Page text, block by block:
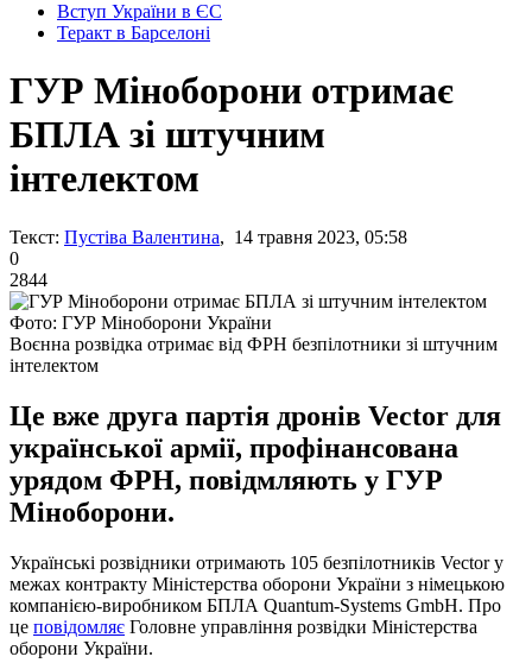
Вступ України в ЄС
Теракт в Барселоні
ГУР Міноборони отримає
БПЛА зі штучним
інтелектом
Текст: Пустіва Валентина, 14 травня 2023, 05:58
0
2844
Фото: ГУР Міноборони України
Воєнна розвідка отримає від ФРН безпілотники зі штучним
інтелектом
Це вже друга партія дронів Vector для
української армії, профінансована
урядом ФРН, повідмляють у ГУР
Міноборони.
Українські розвідники отримають 105 безпілотників Vector у
межах контракту Міністерства оборони України з німецькою
компанією-виробником БПЛА Quantum-Systems GmbH. Про
це повідомляє Головне управління розвідки Міністерства
оборони України.